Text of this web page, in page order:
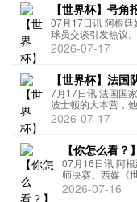
【世界杯】号
发热议以及对新
07月17日讯 阿根廷
球员交谈引发热议
后，网络上开始流
裁判察觉，这种行
2026-07-17
【世界杯】法
战三四名决赛
7月17日讯 法国国
波士顿的大本营，
输球，法国队在离
为他们送行。北京
2026-07-17
【你怎么看
赢，世界杯都
07月16日讯 阿
师决赛。西媒《
都将属于拉玛西
的梦幻决赛，拉
2026-07-16